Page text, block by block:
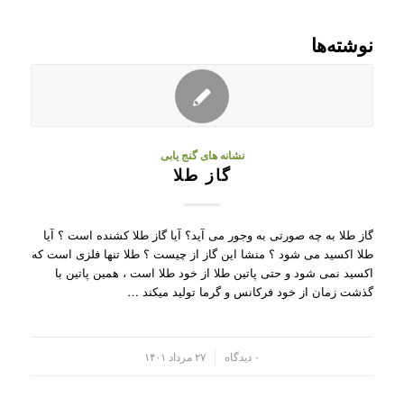
نوشته‌ها
نشانه های گنج یابی
گاز طلا
گاز طلا به چه صورتی به وجور می آید؟ آیا گاز طلا کشنده است ؟ آیا
طلا اکسید می شود ؟ منشا این گاز از چیست ؟ طلا تنها فلزی است که
اکسید نمی شود و حتی پاتین طلا از خود طلا است ، همین پاتین با
گذشت زمان از خود فرکانس و گرما تولید میکند …
۰ دیدگاه ۲۷ مرداد ۱۴۰۱